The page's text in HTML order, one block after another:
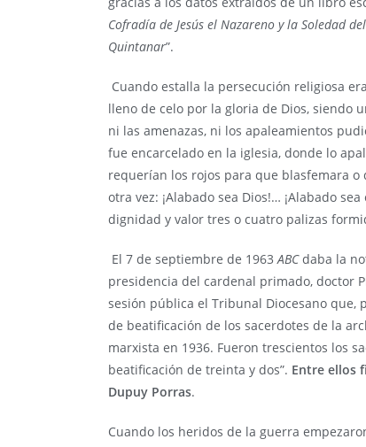
Cofradía de Jesús el Nazareno y la Soledad
Quintanar”.
Cuando estalla la persecución religiosa
lleno de celo por la gloria de Dios, siendo
ni las amenazas, ni los apaleamientos
fue encarcelado en la iglesia, donde lo
requerían los rojos para que blasfemara
otra vez: ¡Alabado sea Dios!… ¡Alabado
dignidad y valor tres o cuatro palizas
El 7 de septiembre de 1963ABCdaba la
presidencia del cardenal primado, doctor
sesión pública el Tribunal Diocesano que,
de beatificación de los sacerdotes de la
marxista en 1936. Fueron trescientos los
beatificación de treinta y dos”. Entre ellos
Dupuy Porras.
Cuando los heridos de la guerra